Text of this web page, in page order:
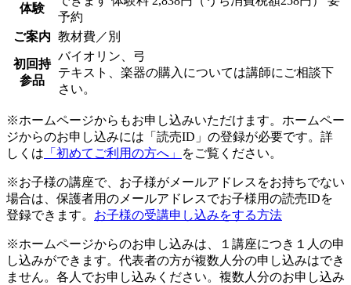
体験
予約
ご案内 教材費／別
初回持
参品
バイオリン、弓
テキスト、楽器の購入については講師にご相談下
さい。
※ホームページからもお申し込みいただけます。ホームペー
ジからのお申し込みには「読売ID」の登録が必要です。詳
しくは 「初めてご利用の方へ」 をご覧ください。
※お子様の講座で、お子様がメールアドレスをお持ちでない
場合は、保護者用のメールアドレスでお子様用の読売IDを
登録できます。 お子様の受講申し込みをする方法
※ホームページからのお申し込みは、１講座につき１人の申
し込みができます。代表者の方が複数人分の申し込みはでき
ません。各人でお申し込みください。複数人分のお申し込み